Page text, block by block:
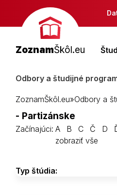
ZoznamŠkôl.eu
Odbory a študijné
ZoznamŠkôl.eu»Odbory a
- Partizánske
Začínajúci: A B C Č D
zobraziť vše